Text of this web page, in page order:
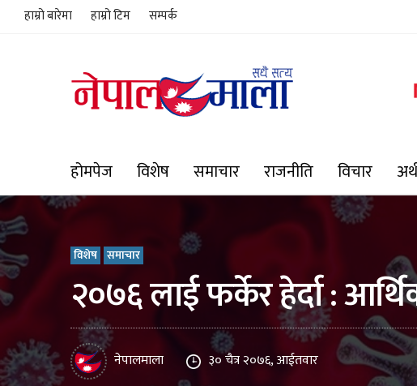
हाम्रो बारेमा हाम्रो टिम सम्पर्क
होमपेज विशेष समाचार राजनीति विचार अर्थ
विशेष समाचार
२०७६ लाई फर्केर हेर्दा :
नेपालमाला ३० चैत्र २०७६, आईतवार